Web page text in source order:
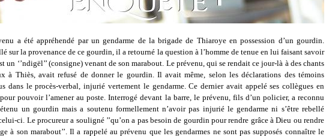
a été appréhendé par un gendarme de la brigade de Thiaroye en possession d’un gourdin.
sur la provenance de ce gourdin, il a retourné la question à l’homme de tenue en lui faisant savoir
un ‘’ndigël’’ (consigne) venant de son marabout. Le prévenu, qui se rendait ce jour-là à des chants
à Thiès, avait refusé de donner le gourdin. Il avait même, selon les déclarations des témoins
dans le procès-verbal, injurié vertement le gendarme. Ce dernier avait appelé ses collègues en
pouvoir l’amener au poste. Interrogé devant la barre, le prévenu, fils d’un policier, a reconnu
un gourdin mais a soutenu formellement n’avoir pas injurié le gendarme ni s’être rebellé
ci. Le procureur a souligné ’’qu’on a pas besoin de gourdin pour rendre grâce à Dieu ou rendre
à son marabout’’. Il a rappelé au prévenu que les gendarmes ne sont pas supposés connaître le